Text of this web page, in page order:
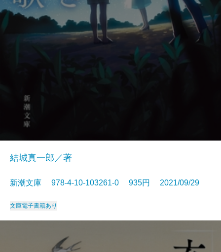
結城真一郎／著
新潮文庫 978-4-10-103261-0 935円 2021/09/29
文庫電子書籍あり